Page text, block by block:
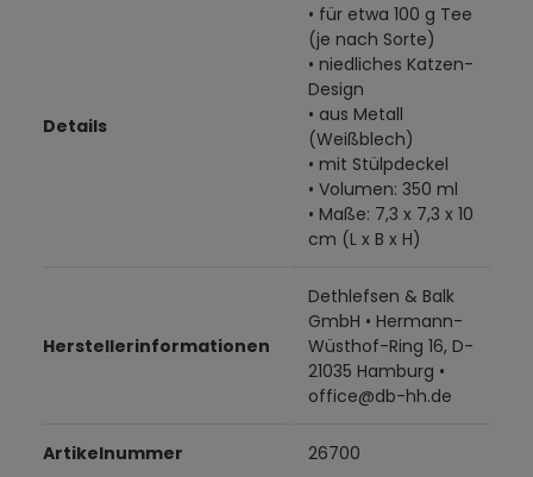
Details
• für etwa 100 g Tee
(je nach Sorte)
• niedliches Katzen-
Design
• aus Metall
(Weißblech)
• mit Stülpdeckel
• Volumen: 350 ml
• Maße: 7,3 x 7,3 x 10
cm (L x B x H)
Herstellerinformationen
Dethlefsen & Balk
GmbH • Hermann-
Wüsthof-Ring 16, D-
21035 Hamburg •
office@db-hh.de
Artikelnummer 26700